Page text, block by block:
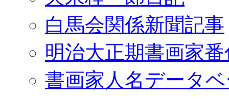
白馬会関係新聞記事
明治大正期書画家
書画家人名データ